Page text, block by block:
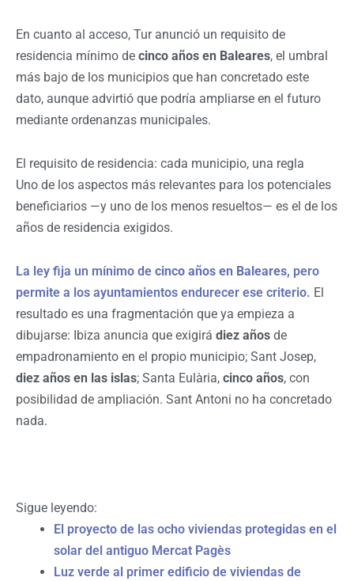
En cuanto al acceso, Tur anunció un requisito de
residencia mínimo de cinco años en Baleares, el umbral
más bajo de los municipios que han concretado este
dato, aunque advirtió que podría ampliarse en el futuro
mediante ordenanzas municipales.
El requisito de residencia: cada municipio, una regla
Uno de los aspectos más relevantes para los potenciales
beneficiarios —y uno de los menos resueltos— es el de los
años de residencia exigidos.
La ley fija un mínimo de cinco años en Baleares, pero
permite a los ayuntamientos endurecer ese criterio. El
resultado es una fragmentación que ya empieza a
dibujarse: Ibiza anuncia que exigirá diez años de
empadronamiento en el propio municipio; Sant Josep,
diez años en las islas; Santa Eulària, cinco años, con
posibilidad de ampliación. Sant Antoni no ha concretado
nada.
Sigue leyendo:
El proyecto de las ocho viviendas protegidas en el
solar del antiguo Mercat Pagès
Luz verde al primer edificio de viviendas de